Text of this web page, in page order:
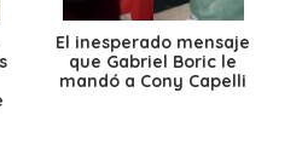
El inesperado mensaje
que Gabriel Boric le
mandó a Cony Capelli